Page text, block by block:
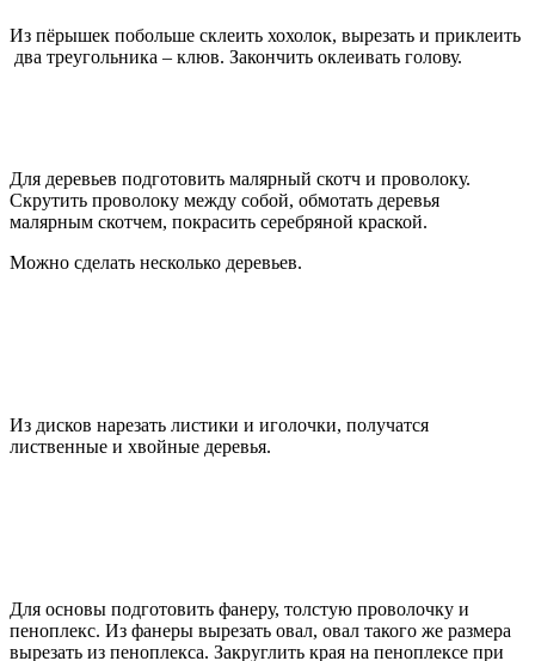
Из пёрышек побольше склеить хохолок, вырезать и приклеить
два треугольника – клюв. Закончить оклеивать голову.
Для деревьев подготовить малярный скотч и проволоку.
Скрутить проволоку между собой, обмотать деревья
малярным скотчем, покрасить серебряной краской.
Можно сделать несколько деревьев.
Из дисков нарезать листики и иголочки, получатся
лиственные и хвойные деревья.
Для основы подготовить фанеру, толстую проволочку и
пеноплекс. Из фанеры вырезать овал, овал такого же размера
вырезать из пеноплекса. Закруглить края на пеноплексе при